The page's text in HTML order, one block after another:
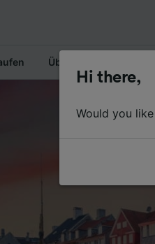
Überblick
Hi there,
Would you